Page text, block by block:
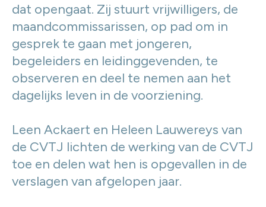
dat opengaat. Zij stuurt vrijwilligers, de
maandcommissarissen, op pad om in
gesprek te gaan met jongeren,
begeleiders en leidinggevenden, te
observeren en deel te nemen aan het
dagelijks leven in de voorziening.
Leen Ackaert en Heleen Lauwereys van
de CVTJ lichten de werking van de CVTJ
toe en delen wat hen is opgevallen in de
verslagen van afgelopen jaar.